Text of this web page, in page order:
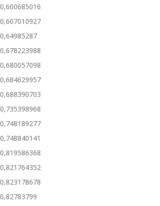
0,600685016
0,607010927
0,64985287
0,678223988
0,680057098
0,684629957
0,688390703
0,735398968
0,748189277
0,748840141
0,819586368
0,821764352
0,823178678
0,82783799